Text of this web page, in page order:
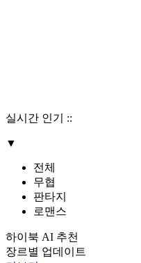
실시간 인기 ::
▼
전체
무협
판타지
로맨스
하이북 AI 추천
장르별 업데이트